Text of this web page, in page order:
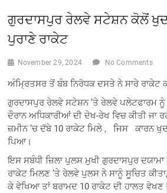
ਗੁਰਦਾਸਪੁਰ ਰੇਲਵੇ ਸਟੇਸ਼ਨ ਕੋਲੋਂ
ਪੁਰਾਣੇ ਰਾਕੇਟ
November 29, 2024 No Comments
ਅੰਮ੍ਰਿਤਸਰ ਤੋਂ ਬੰਬ ਨਿਰੋਧਕ ਦਸਤੇ ਨੇ ਸਾਰੇ ਰਾਕੇਟ
ਗੁਰਦਾਸਪੁਰ ਰੇਲਵੇ ਸਟੇਸ਼ਨ ’ਤੇ ਰੇਲਵੇ ਪਲੇਟਫਾਰਮ
ਦੌਰਾਨ ਅਧਿਕਾਰੀਆਂ ਦੀ ਦੇਖ-ਰੇਖ ਵਿਚ ਕੀਤੀ ਜਾ
ਜ਼ਮੀਨ ’ਚ ਦੱਬੇ 10 ਰਾਕੇਟ ਮਿਲੇ , ਜਿਸ ਕਾਰਨ
ਪਿਆ।
ਇਸ ਸਬੰਧੀ ਜ਼ਿਲਾ ਪੁਲਸ ਮੁਖੀ ਗੁਰਦਾਸਪੁਰ
ਰਾਕੇਟ ਮਿਲਣ ’ਤੇ ਰੇਲਵੇ ਪੁਲਸ ਨੇ ਸਾਨੂੰ ਸੂਚਿਤ
ਕੇ ਵੇਖਿਆ ਤਾਂ ਬਰਾਮਦ 10 ਰਾਕੇਟ ਦੀ ਹਾਲਤ ਵੇਖਣ